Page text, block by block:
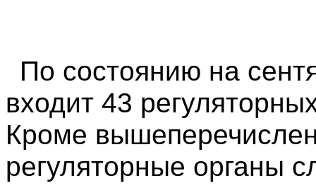
По состоянию на
входит 43
Кроме
регуляторные органы